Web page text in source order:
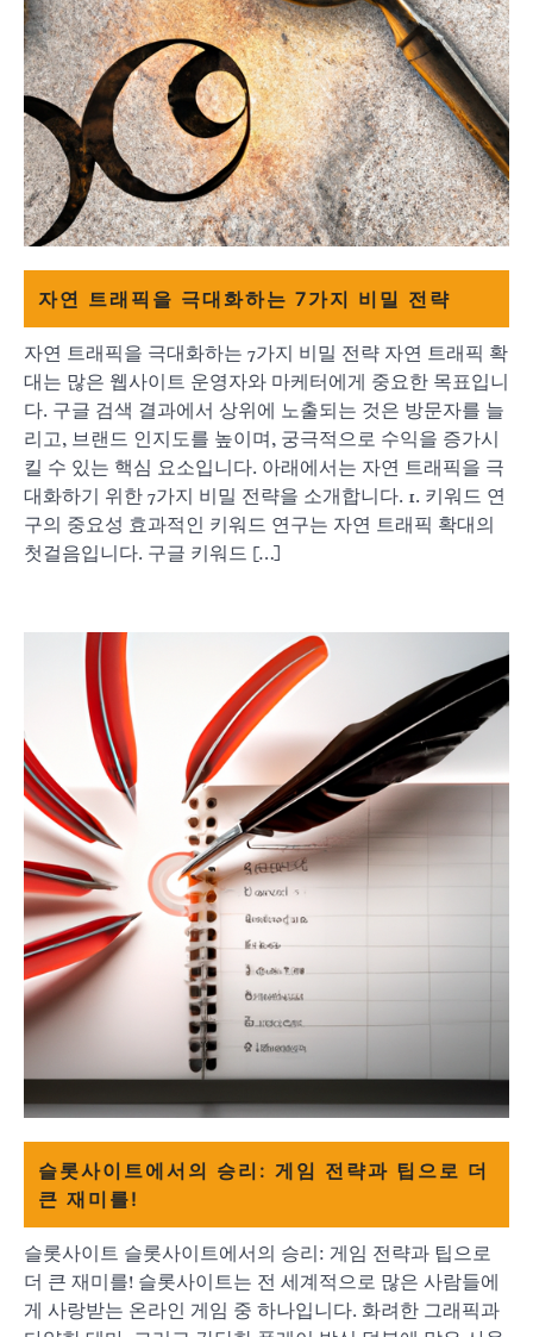
자연 트래픽을 극대화하는 7가지 비밀 전략
자연 트래픽을 극대화하는 7가지 비밀 전략 자연 트래픽 확
대는 많은 웹사이트 운영자와 마케터에게 중요한 목표입니
다. 구글 검색 결과에서 상위에 노출되는 것은 방문자를 늘
리고, 브랜드 인지도를 높이며, 궁극적으로 수익을 증가시
킬 수 있는 핵심 요소입니다. 아래에서는 자연 트래픽을 극
대화하기 위한 7가지 비밀 전략을 소개합니다. 1. 키워드 연
구의 중요성 효과적인 키워드 연구는 자연 트래픽 확대의
첫걸음입니다. 구글 키워드 […]
슬롯사이트에서의 승리: 게임 전략과 팁으로 더
큰 재미를!
슬롯사이트 슬롯사이트에서의 승리: 게임 전략과 팁으로
더 큰 재미를! 슬롯사이트는 전 세계적으로 많은 사람들에
게 사랑받는 온라인 게임 중 하나입니다. 화려한 그래픽과